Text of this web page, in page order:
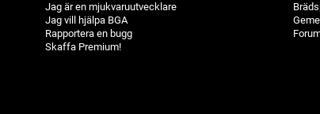
Jag är en mjukvaruutvecklare
Jag vill hjälpa BGA
Rapportera en bugg
Skaffa Premium!